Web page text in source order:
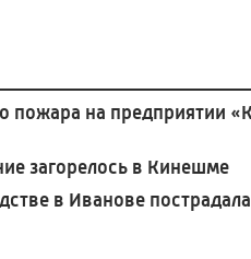
пожара на предприятии
загорелось в Кинешме
в Иванове